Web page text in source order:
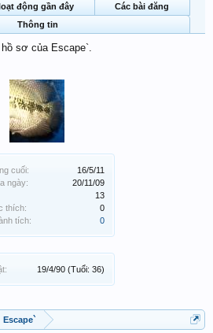
cuối:
16/5/11
ngày:
20/11/09
13
thích:
0
tích:
0
19/4/90 (Tuổi: 36)
động gần đây
Các bài đăng
Thông tin
sơ của Escape`.
Escape`